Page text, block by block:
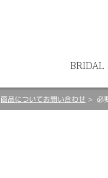
BRIDAL
商品についてお問い合わせ 必